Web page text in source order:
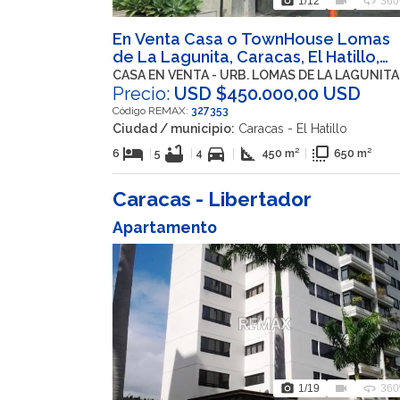
En Venta Casa o TownHouse Lomas
de La Lagunita, Caracas, El Hatillo,
Miranda
CASA EN VENTA - URB. LOMAS DE LA LAGUNITA
Precio: USD $450.000,00 USD
Código REMAX: 327353
Ciudad / municipio: Caracas - El Hatillo
6 hotel 5 bathtub 4 directions_car square_foot 450 m² flip_to_front 650 m²
Caracas - Libertador
Apartamento
photo_camera 1/19 videocam 360